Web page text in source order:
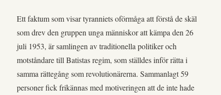
Ett faktum som visar tyranniets oförmåga att förstå de skäl
som drev den gruppen unga människor att kämpa den 26
juli 1953, är samlingen av traditionella politiker och
motståndare till Batistas regim, som ställdes inför rätta i
samma rättegång som revolutionärerna. Sammanlagt 59
personer fick frikännas med motiveringen att de inte hade